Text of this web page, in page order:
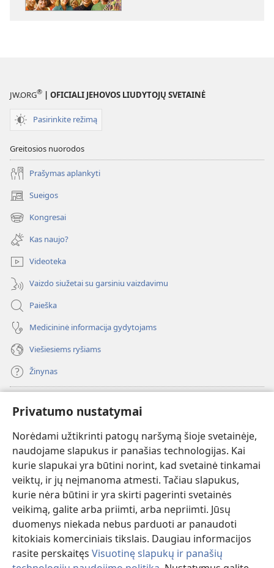
Privatumo nustatymai
Norėdami užtikrinti patogų naršymą šioje svetainėje,
naudojame slapukus ir panašias technologijas. Kai
kurie slapukai yra būtini norint, kad svetainė tinkamai
veiktų, ir jų neįmanoma atmesti. Tačiau slapukus,
kurie nėra būtini ir yra skirti pagerinti svetainės
veikimą, galite arba priimti, arba nepriimti. Jūsų
duomenys niekada nebus parduoti ar panaudoti
kitokiais komerciniais tikslais. Daugiau informacijos
rasite perskaitęs Visuotinę slapukų ir panašių
prasme?
JW.ORG® | OFICIALI JEHOVOS LIUDYTOJŲ SVETAINĖ
Pasirinkite režimą
Greitosios nuorodos
Prašymas aplankyti
Sueigos
(atsiveria
naujas
langas)
Kongresai
(atsiveria
naujas
langas)
Kas naujo?
Videoteka
Vaizdo siužetai su garsiniu vaizdavimu
Paieška
Medicininė informacija gydytojams
Viešiesiems ryšiams
Žinynas
(atsiveria
naujas
langas)Sargybos bokšto INTERNETINĖ BIBLIOTEKA
(atsiveria
naujas
langas)JW Hub ®
(atsiveria
naujas
langas)JW Library
Watchtower Library